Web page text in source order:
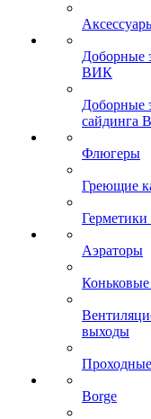
Доборные
ВИК
Доборные
сайдинга
Флюгеры
Греющие
Аэраторы
выходы
Borge